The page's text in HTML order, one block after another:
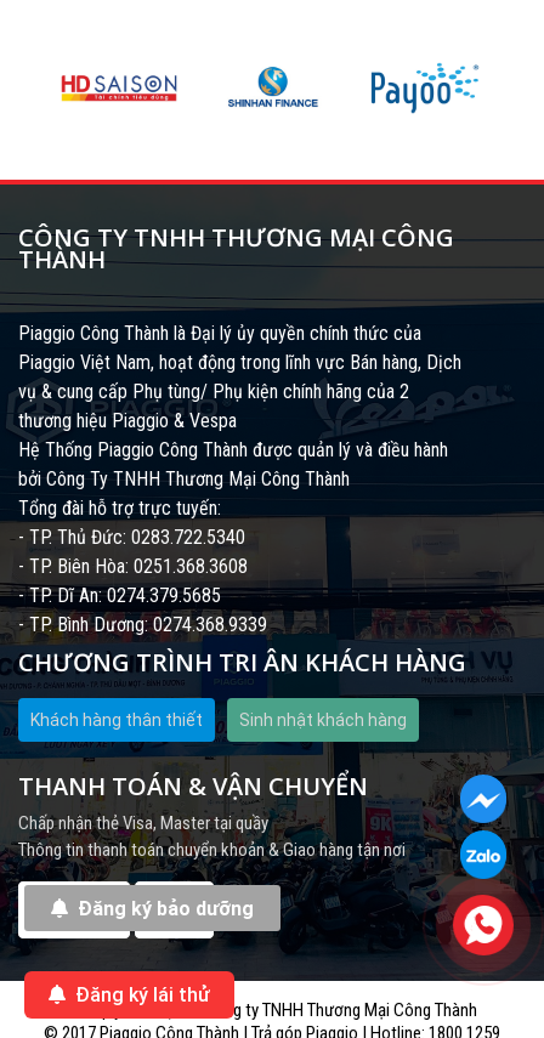
CÔNG TY TNHH THƯƠNG MẠI CÔNG
THÀNH
Piaggio Công Thành là Đại lý ủy quyền chính thức của
Piaggio Việt Nam, hoạt động trong lĩnh vực Bán hàng, Dịch
vụ & cung cấp Phụ tùng/ Phụ kiện chính hãng của 2
thương hiệu Piaggio & Vespa
Hệ Thống Piaggio Công Thành được quản lý và điều hành
bởi Công Ty TNHH Thương Mại Công Thành
Tổng đài hỗ trợ trực tuyến:
- TP. Thủ Đức: 0283.722.5340
- TP. Biên Hòa: 0251.368.3608
- TP. Dĩ An: 0274.379.5685
- TP. Bình Dương: 0274.368.9339
CHƯƠNG TRÌNH TRI ÂN KHÁCH HÀNG
Khách hàng thân thiết Sinh nhật khách hàng
THANH TOÁN & VẬN CHUYỂN
Chấp nhận thẻ Visa, Master tại quầy
Thông tin thanh toán chuyển khoản & Giao hàng tận nơi
Bản quyền thuộc về công ty TNHH Thương Mại Công Thành
© 2017 Piaggio Công Thành | Trả góp Piaggio | Hotline: 1800 1259
Đăng ký bảo dưỡng
Đăng ký lái thử